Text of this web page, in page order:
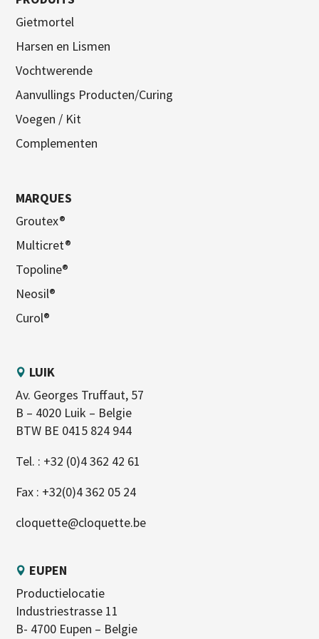
Gietmortel
Harsen en Lismen
Vochtwerende
Aanvullings Producten/Curing
Voegen / Kit
Complementen
MARQUES
Groutex®
Multicret®
Topoline®
Neosil®
Curol®
LUIK
Av. Georges Truffaut, 57
B – 4020 Luik – Belgie
BTW BE 0415 824 944
Tel. : +32 (0)4 362 42 61
Fax : +32(0)4 362 05 24
cloquette@cloquette.be
EUPEN
Productielocatie
Industriestrasse 11
B- 4700 Eupen – Belgie